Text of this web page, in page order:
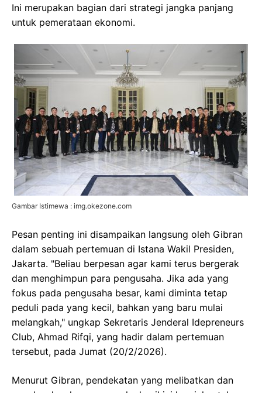
Ini merupakan bagian dari strategi jangka panjang
untuk pemerataan ekonomi.
Gambar Istimewa : img.okezone.com
Pesan penting ini disampaikan langsung oleh Gibran
dalam sebuah pertemuan di Istana Wakil Presiden,
Jakarta. "Beliau berpesan agar kami terus bergerak
dan menghimpun para pengusaha. Jika ada yang
fokus pada pengusaha besar, kami diminta tetap
peduli pada yang kecil, bahkan yang baru mulai
melangkah," ungkap Sekretaris Jenderal Idepreneurs
Club, Ahmad Rifqi, yang hadir dalam pertemuan
tersebut, pada Jumat (20/2/2026).
Menurut Gibran, pendekatan yang melibatkan dan